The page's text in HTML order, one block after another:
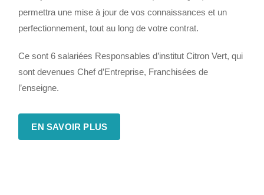
permettra une mise à jour de vos connaissances et un
perfectionnement, tout au long de votre contrat.
Ce sont 6 salariées Responsables d’institut Citron Vert, qui
sont devenues Chef d’Entreprise, Franchisées de
l’enseigne.
EN SAVOIR PLUS